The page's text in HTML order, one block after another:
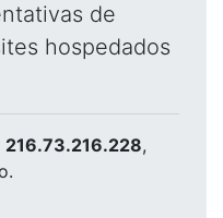
de
hospedados
216.73.216.228,